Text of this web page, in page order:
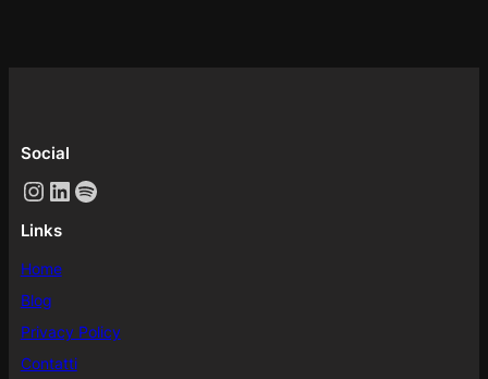
Social
Instagram LinkedIn Spotify
Links
Home
Blog
Privacy Policy
Contatti